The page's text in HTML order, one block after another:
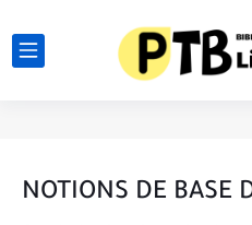
NOTIONS DE BASE